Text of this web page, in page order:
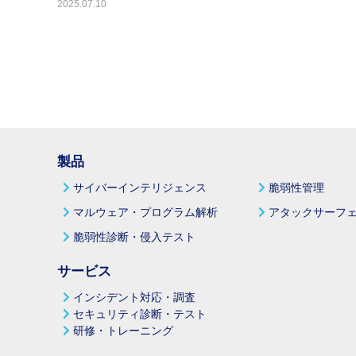
2025.07.10
製品
サイバーインテリジェンス
マルウェア・プログラム解析
脆弱性診断・侵入テスト
脆弱性管理
アタックサーフ
サービス
インシデント対応・調査
セキュリティ診断・テスト
研修・トレーニング